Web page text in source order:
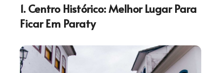
1. Centro Histórico: Melhor Lugar Para
Ficar Em Paraty